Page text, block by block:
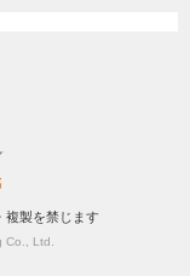
複製を禁じます
Ltd.